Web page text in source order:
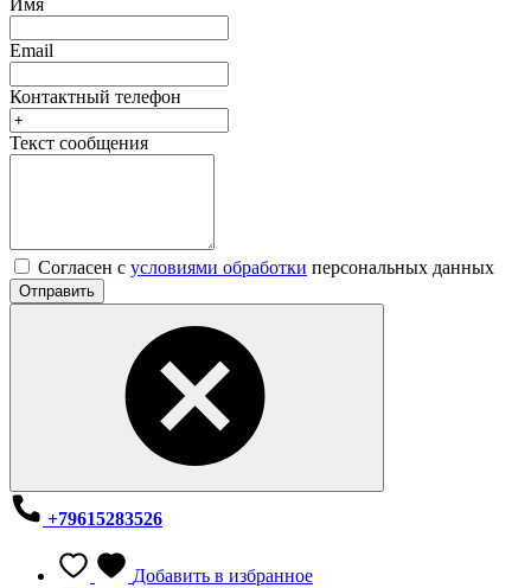
Имя
Email
Контактный телефон
Текст сообщения
Согласен с условиями обработки персональных данных
Отправить
+79615283526
Добавить в избранное